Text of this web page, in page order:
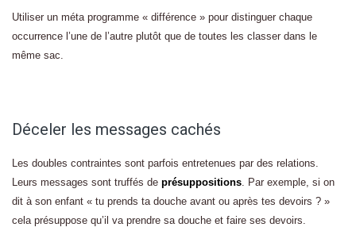
Utiliser un méta programme « différence » pour distinguer chaque
occurrence l’une de l’autre plutôt que de toutes les classer dans le
même sac.
Déceler les messages cachés
Les doubles contraintes sont parfois entretenues par des relations.
Leurs messages sont truffés de présuppositions. Par exemple, si on
dit à son enfant « tu prends ta douche avant ou après tes devoirs ? »
cela présuppose qu’il va prendre sa douche et faire ses devoirs.